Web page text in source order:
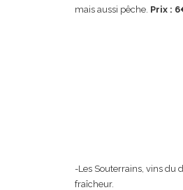
mais aussi pêche. Prix :
-Les Souterrains, vins du
fraîcheur.